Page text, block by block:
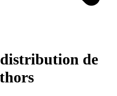
de